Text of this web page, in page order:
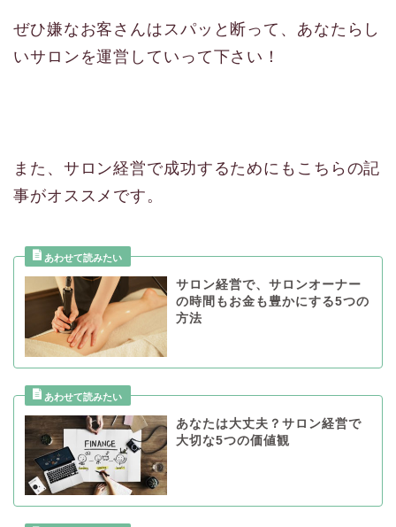
ぜひ嫌なお客さんはスパッと断って、あなたらし
いサロンを運営していって下さい！
また、サロン経営で成功するためにもこちらの記
事がオススメです。
サロン経営で、サロンオーナー
の時間もお金も豊かにする5つの
方法
あなたは大丈夫？サロン経営で
大切な5つの価値観